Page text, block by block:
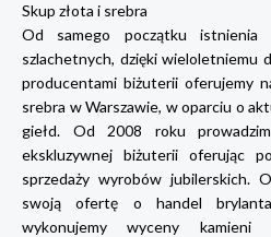
Skup złota i srebra
Od samego początku istnienia
szlachetnych, dzięki wieloletniemu
producentami biżuterii oferujemy
srebra w Warszawie, w oparciu o
giełd. Od 2008 roku
ekskluzywnej biżuterii oferując
sprzedaży wyrobów jubilerskich.
swoją ofertę o handel
wykonujemy wyceny kamieni